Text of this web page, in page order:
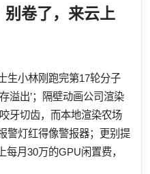
卷了，来云上
生小林刚跑完第17轮分子
溢出’；隔壁动画公司渲染
牙切齿，而本地渲染农场
警灯红得像警报器；更别提
月30万的GPU闲置费，